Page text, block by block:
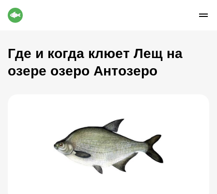
Где и когда клюет Лещ на
озере озеро Антозеро